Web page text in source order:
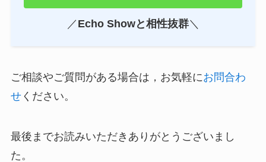
／ Echo Showと相性抜群＼
ご相談やご質問がある場合は，お気軽にお問合わ
せください。
最後までお読みいただきありがとうございまし
た。